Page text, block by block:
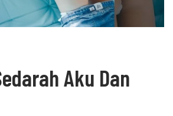
Aku Dan